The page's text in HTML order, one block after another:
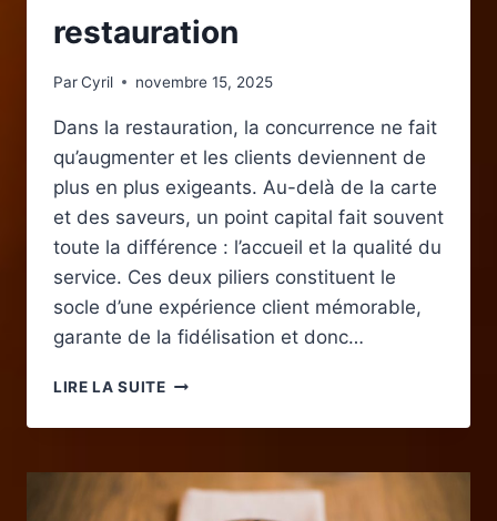
restauration
ParCyril novembre 15, 2025
Dans la restauration, la concurrence ne fait
qu’augmenter et les clients deviennent de
plus en plus exigeants. Au-delà de la carte
et des saveurs, un point capital fait souvent
toute la différence : l’accueil et la qualité du
service. Ces deux piliers constituent le
socle d’une expérience client mémorable,
garante de la fidélisation et donc…
LIRE LA SUITEL’IMPORTANCE
L’ACCUEIL
DU
SERVICE